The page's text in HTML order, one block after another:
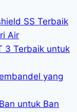
SS Terbaik
Air
3 Terbaik untuk
yang
untuk Ban